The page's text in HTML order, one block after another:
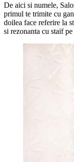
De aici si numele,
primul te trimite cu
doilea face referire la
si rezonanta cu staif